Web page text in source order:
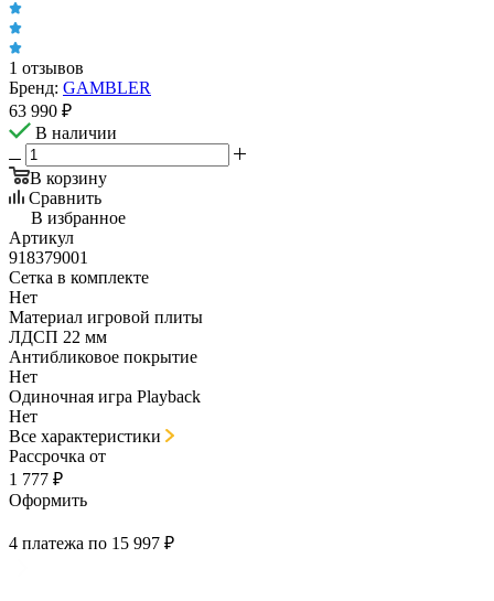
1 отзывов
Бренд: GAMBLER
63 990 ₽
В наличии
В корзину
Сравнить
В избранное
Артикул
918379001
Сетка в комплекте
Нет
Материал игровой плиты
ЛДСП 22 мм
Антибликовое покрытие
Нет
Одиночная игра Playback
Нет
Все характеристики
Рассрочка от
1 777 ₽
Оформить
4 платежа по 15 997 ₽